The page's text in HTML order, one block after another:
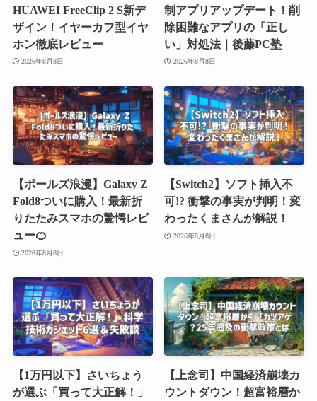
HUAWEI FreeClip 2 S新デ
ザイン！イヤーカフ型イヤ
ホン徹底レビュー
2026年8月8日
制アプリアップデート！削
除困難なアプリの「正し
い」対処法｜後藤PC塾
2026年8月8日
【ポールズ浪漫】Galaxy Z
Fold8ついに購入！最新折
りたたみスマホの驚愕レビ
ュー🍊
2026年8月8日
【Switch2】ソフト挿入不
可!? 衝撃の事実が判明！変
わったくまさんが解説！
2026年8月8日
【1万円以下】さいちょう
が選ぶ「買って大正解！」
【上念司】中国経済崩壊カ
ウントダウン！超富裕層か